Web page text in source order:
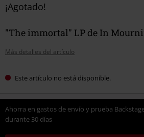
¡Agotado!
"The immortal" LP de In
Más detalles del artículo
Este artículo no está disponible.
Ahorra en gastos de envío y prueba
durante 30 días